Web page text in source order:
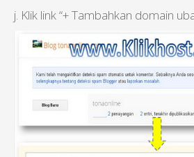
j. Klik link “+ Tambahkan domain